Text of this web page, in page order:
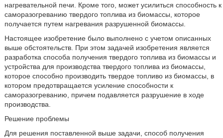
нагревательной печи. Кроме того, может усилиться способность к
саморазогреванию твердого топлива из биомассы, которое
получается путем нагревания разрушенной биомассы.
Настоящее изобретение было выполнено с учетом описанных
выше обстоятельств. При этом задачей изобретения является
разработка способа получения твердого топлива из биомассы и
устройства для производства твердого топлива из биомассы,
которое способно производить твердое топливо из биомассы, в
котором предотвращается усиление способности к
саморазогреванию, причем подавляется разрушение в ходе
производства.
Решение проблемы
Для решения поставленной выше задачи, способ получения